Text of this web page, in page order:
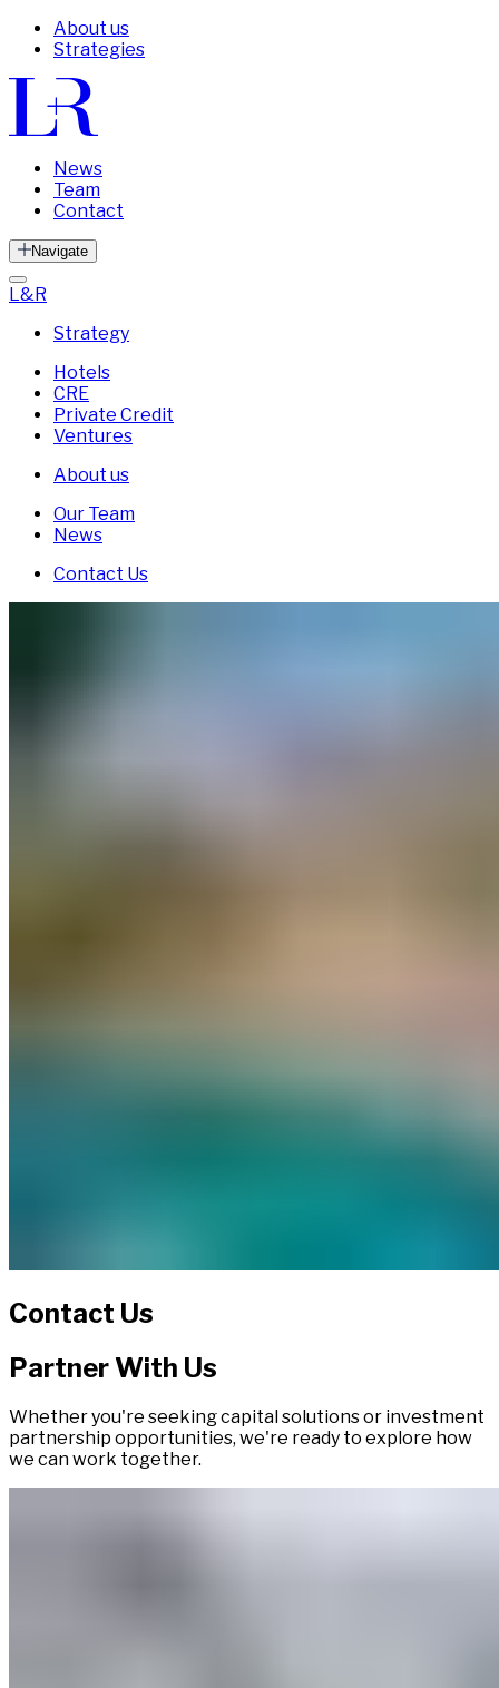
About us
Strategies
News
Team
Contact
Navigate
L&R
Strategy
Hotels
CRE
Private Credit
Ventures
About us
Our Team
News
Contact Us
Contact Us​​​​‌ ‍ ​‍​‍‌‍ ‌ ​‍‌‍‍‌‌‍‌ ‌‍‍‌‌‍ ‍​‍​‍​ ‍‍​‍​‍‌ ​ ‌‍​‌‌‍ ‍‌‍‍‌‌ ‌​‌ ‍‌​‍ ‍‌‍‍‌‌‍ ​‍​‍​‍ ​​‍​‍‌‍‍​‌ ​‍‌‍‌‌‌‍‌‍​‍​‍​ ‍‍​‍​‍‌‍‍​‌ ‌​‌ ‌​‌ ​​‌ ​ ​ ‍‍​‍ ​‍ ‌‍ ​​‍ ‌‌‍​‌‌‍ ‍‌‍‌​​‍ ‌‌ ​‍​‍ ‌‌‍‍​‌‍ ‌ ‌​‌‍‌‌‌‍ ​‌ ​ ​‍ ‌‌ ​ ‌ ‌​‌ ‌‌‌‍‌​‌‍‍‌‌‍ ​‍ ‍‌ ‌‍‌‍‌‌‌ ​‍‌‍​ ‌‍‌‌‌‍ ​​‍ ‍‌‍​‌‌ ​​‌ ​​​‍ ‌‍‍‌‌‍ ‍‌ ‌​‌‍‌‌‌‍ ‍‌ ‌​​‍ ‌‍‌‌‌‍‌​‌‍‍‌‌ ‌​​‍ ‌‍ ‌‌‍ ‌‍‌​‌‍‌‌​ ‌‌ ​​‌ ​‍‌‍‌‌‌ ​ ‌‍‌‌‌‍ ‍‌ ‌​‌‍​‌‌ ‌​‌‍‍‌‌‍ ‌‍ ‍​ ‍ ‌‍‍‌‌‍‌​​ ‌​ ‌​​ ‌‌​ ‍‌​ ​ ​ ‌​‌‍‌‍‌‍‌‌‌‍​‍​‍ ‌‌‍​ ​ ​‌​ ‌‍​ ‌‍​‍ ‌​ ‌​‌‍​‌‌‍​‌​ ​‍​‍ ‌​ ‍‌‌‍​‍​ ​‌​ ‌‌​‍ ‌‌‍‌‍​ ‌‍‌‍​‌‌‍​ ​ ​​​ ​‌​ ‍‌​ ​‍‌‍​ ​ ​ ‌‍​ ​ ‍‌​ ‍ ‌ ‌​‌ ‍‌‌ ​​‌‍‌‌​ ‌‌‍​ ‌‍ ‌ ​‍‌ ​​‌‍ ‌ ​‍‌‍​‌‌ ‌​‌‍‌‌‌‌​​‌‍​‌‌‍‌ ‌‍‌‌​ ‍ ‌ ​​‌‍​‌‌ ‌​‌‍‍​​ ‌‌ ​​‌‍​‌‌‍‌ ‌‍‌‌‌​​‍‌ ‌‌‌‍‍‌‌‍ ​‌‍‌​‌‍‌‌‌ ​‍​‍‌‌​ ‌‌‌​​‍‌‌ ‌‍‍ ‌‍‌‌‌ ‍‌​‍‌‌​ ​ ‌​‌​​‍‌‌​ ​ ‌​‌​​‍‌‌​ ​‍​ ​‍‌‍‌‌‌‍‌‍​ ‌‍​ ​ ‌‍​ ​ ​‍‌‍‌‌​ ​ ​ ‍​‌‍‌​​ ​‌​ ‌‌​‍‌‌​ ​‍​ ​‍​‍‌‌​ ‌‌‌​‌​​‍ ‍‌ ‌​‌‍‍‌‌ ‌​‌‍ ​‌‍‌‌​ ‌‍​‍‌‍​‌‌ ​ ‌‍‌‌‌‌‌‌‌ ​‍‌‍ ​​ ‌‌‍‍​‌ ‌​‌ ‌​‌ ​​‌ ​ ​‍‌‌​ ​ ‌​​‌​‍‌‌​ ​‍‌​‌‍​‍‌‌​ ​‍‌​‌‍‌‍ ​​‍ ‌‌‍​‌‌‍ ‍‌‍‌​​‍ ‌‌ ​‍​‍ ‌‌‍‍​‌‍ ‌ ‌​‌‍‌‌‌‍ ​‌ ​ ​‍ ‌‌ ​ ‌ ‌​‌ ‌‌‌‍‌​‌‍‍‌‌‍ ​‍ ‍‌ ‌‍‌‍‌‌‌ ​‍‌‍​ ‌‍‌‌‌‍ ​​‍ ‍‌‍​‌‌ ​​‌ ​​​‍‌‍‌‍‍‌‌‍‌​​ ‌​ ‌​​ ‌‌​ ‍‌​ ​ ​ ‌​‌‍‌‍‌‍‌‌‌‍​‍​‍ ‌‌‍​ ​ ​‌​ ‌‍​ ‌‍​‍ ‌​ ‌​‌‍​‌‌‍​‌​ ​‍​‍ ‌​ ‍‌‌‍​‍​ ​‌​ ‌‌​‍ ‌‌‍‌‍​ ‌‍‌‍​‌‌‍​ ​ ​​​ ​‌​ ‍‌​ ​‍‌‍​ ​ ​ ‌‍​ ​ ‍‌​‍‌‍‌ ‌​‌ ‍‌‌ ​​‌‍‌‌​ ‌‌‍​ ‌‍ ‌ ​‍‌ ​​‌‍ ‌ ​‍‌‍​‌‌ ‌​‌‍‌‌‌‌​​‌‍​‌‌‍‌ ‌‍‌‌​‍‌‍‌ ​​‌‍​‌‌ ‌​‌‍‍​​ ‌‌ ​​‌‍​‌‌‍‌ ‌‍‌‌‌​​‍‌ ‌‌‌‍‍‌‌‍ ​‌‍‌​‌‍‌‌‌ ​‍​‍‌‌​ ‌‌‌​​‍‌‌ ‌‍‍ ‌‍‌‌‌ ‍‌​‍‌‌​ ​ ‌​‌​​‍‌‌​ ​ ‌​‌​​‍‌‌​ ​‍​ ​‍‌‍‌‌‌‍‌‍​ ‌‍​ ​ ‌‍​ ​ ​‍‌‍‌‌​ ​ ​ ‍​‌‍‌​​ ​‌​ ‌‌​‍‌‌​ ​‍​ ​‍​‍‌‌​ ‌‌‌​‌​​‍ ‍‌ ‌​‌‍‍‌‌ ‌​‌‍ ​‌‍‌‌​‍‌‍‌ ​​‌‍‌‌‌ ​‍‌ ​ ‌ ​​‌‍‌‌‌‍​ ‌ ‌​‌‍‍‌‌ ‌‍‌‍‌‌​ ‌‌ ​​‌ ‌‌‌‍​‍‌‍ ​‌‍‍‌‌ ​ ‌‍‍​‌‍‌‌‌‍‌​​‍​‍‌ ‌
Partner With Us​​​​‌ ‍ ​‍​‍‌‍ ‌ ​‍‌‍‍‌‌‍‌ ‌‍‍‌‌‍ ‍​‍​‍​ ‍‍​‍​‍‌ ​ ‌‍​‌‌‍ ‍‌‍‍‌‌ ‌​‌ ‍‌​‍ ‍‌‍‍‌‌‍ ​‍​‍​‍ ​​‍​‍‌‍‍​‌ ​‍‌‍‌‌‌‍‌‍​‍​‍​ ‍‍​‍​‍‌‍‍​‌ ‌​‌ ‌​‌ ​​‌ ​ ​ ‍‍​‍ ​‍ ‌‍ ​​‍ ‌‌‍​‌‌‍ ‍‌‍‌​​‍ ‌‌ ​‍​‍ ‌‌‍‍​‌‍ ‌ ‌​‌‍‌‌‌‍ ​‌ ​ ​‍ ‌‌ ​ ‌ ‌​‌ ‌‌‌‍‌​‌‍‍‌‌‍ ​‍ ‍‌ ‌‍‌‍‌‌‌ ​‍‌‍​ ‌‍‌‌‌‍ ​​‍ ‍‌‍​‌‌ ​​‌ ​​​‍ ‌‍‍‌‌‍ ‍‌ ‌​‌‍‌‌‌‍ ‍‌ ‌​​‍ ‌‍‌‌‌‍‌​‌‍‍‌‌ ‌​​‍ ‌‍ ‌‌‍ ‌‍‌​‌‍‌‌​ ‌‌ ​​‌ ​‍‌‍‌‌‌ ​ ‌‍‌‌‌‍ ‍‌ ‌​‌‍​‌‌ ‌​‌‍‍‌‌‍ ‌‍ ‍​ ‍ ‌‍‍‌‌‍‌​​ ‌​ ‌​​ ‌‌​ ‍‌​ ​ ​ ‌​‌‍‌‍‌‍‌‌‌‍​‍​‍ ‌‌‍​ ​ ​‌​ ‌‍​ ‌‍​‍ ‌​ ‌​‌‍​‌‌‍​‌​ ​‍​‍ ‌​ ‍‌‌‍​‍​ ​‌​ ‌‌​‍ ‌‌‍‌‍​ ‌‍‌‍​‌‌‍​ ​ ​​​ ​‌​ ‍‌​ ​‍‌‍​ ​ ​ ‌‍​ ​ ‍‌​ ‍ ‌ ‌​‌ ‍‌‌ ​​‌‍‌‌​ ‌‌‍​ ‌‍ ‌ ​‍‌ ​​‌‍ ‌ ​‍‌‍​‌‌ ‌​‌‍‌‌‌‌​​‌‍​‌‌‍‌ ‌‍‌‌​ ‍ ‌ ​​‌‍​‌‌ ‌​‌‍‍​​ ‌‌ ​​‌‍​‌‌‍‌ ‌‍‌‌‌​​‍‌ ‌‌‌‍‍‌‌‍ ​‌‍‌​‌‍‌‌‌ ​‍​‍‌‌​ ‌‌‌​​‍‌‌ ‌‍‍ ‌‍‌‌‌ ‍‌​‍‌‌​ ​ ‌​‌​​‍‌‌​ ​ ‌​‌​​‍‌‌​ ​‍​ ​‍‌‍‌‍​ ​‍‌‍‌​​ ​ ‌‍‌​​ ​‍‌‍‌‌‌‍‌‌​ ‍​​ ​‌​ ​​​ ‍‌​‍‌‌​ ​‍​ ​‍​‍‌‌​ ‌‌‌​‌​​‍ ‍‌ ‌​‌‍‍‌‌ ‌​‌‍ ​‌‍‌‌​ ‌‍​‍‌‍​‌‌ ​ ‌‍‌‌‌‌‌‌‌ ​‍‌‍ ​​ ‌‌‍‍​‌ ‌​‌ ‌​‌ ​​‌ ​ ​‍‌‌​ ​ ‌​​‌​‍‌‌​ ​‍‌​‌‍​‍‌‌​ ​‍‌​‌‍‌‍ ​​‍ ‌‌‍​‌‌‍ ‍‌‍‌​​‍ ‌‌ ​‍​‍ ‌‌‍‍​‌‍ ‌ ‌​‌‍‌‌‌‍ ​‌ ​ ​‍ ‌‌ ​ ‌ ‌​‌ ‌‌‌‍‌​‌‍‍‌‌‍ ​‍ ‍‌ ‌‍‌‍‌‌‌ ​‍‌‍​ ‌‍‌‌‌‍ ​​‍ ‍‌‍​‌‌ ​​‌ ​​​‍‌‍‌‍‍‌‌‍‌​​ ‌​ ‌​​ ‌‌​ ‍‌​ ​ ​ ‌​‌‍‌‍‌‍‌‌‌‍​‍​‍ ‌‌‍​ ​ ​‌​ ‌‍​ ‌‍​‍ ‌​ ‌​‌‍​‌‌‍​‌​ ​‍​‍ ‌​ ‍‌‌‍​‍​ ​‌​ ‌‌​‍ ‌‌‍‌‍​ ‌‍‌‍​‌‌‍​ ​ ​​​ ​‌​ ‍‌​ ​‍‌‍​ ​ ​ ‌‍​ ​ ‍‌​‍‌‍‌ ‌​‌ ‍‌‌ ​​‌‍‌‌​ ‌‌‍​ ‌‍ ‌ ​‍‌ ​​‌‍ ‌ ​‍‌‍​‌‌ ‌​‌‍‌‌‌‌​​‌‍​‌‌‍‌ ‌‍‌‌​‍‌‍‌ ​​‌‍​‌‌ ‌​‌‍‍​​ ‌‌ ​​‌‍​‌‌‍‌ ‌‍‌‌‌​​‍‌ ‌‌‌‍‍‌‌‍ ​‌‍‌​‌‍‌‌‌ ​‍​‍‌‌​ ‌‌‌​​‍‌‌ ‌‍‍ ‌‍‌‌‌ ‍‌​‍‌‌​ ​ ‌​‌​​‍‌‌​ ​ ‌​‌​​‍‌‌​ ​‍​ ​‍‌‍‌‍​ ​‍‌‍‌​​ ​ ‌‍‌​​ ​‍‌‍‌‌‌‍‌‌​ ‍​​ ​‌​ ​​​ ‍‌​‍‌‌​ ​‍​ ​‍​‍‌‌​ ‌‌‌​‌​​‍ ‍‌ ‌​‌‍‍‌‌ ‌​‌‍ ​‌‍‌‌​‍‌‍‌ ​​‌‍‌‌‌ ​‍‌ ​ ‌ ​​‌‍‌‌‌‍​ ‌ ‌​‌‍‍‌‌ ‌‍‌‍‌‌​ ‌‌ ​​‌ ‌‌‌‍​‍‌‍ ​‌‍‍‌‌ ​ ‌‍‍​‌‍‌‌‌‍‌​​‍​‍‌ ‌
Whether you're seeking capital solutions or investment
partnership opportunities, we're ready to explore how
we can work together.​​​​‌ ‍ ​‍​‍‌‍ ‌ ​‍‌‍‍‌‌‍‌ ‌‍‍‌‌‍ ‍​‍​‍​ ‍‍​‍​‍‌ ​ ‌‍​‌‌‍ ‍‌‍‍‌‌ ‌​‌ ‍‌​‍ ‍‌‍‍‌‌‍ ​‍​‍​‍ ​​‍​‍‌‍‍​‌ ​‍‌‍‌‌‌‍‌‍​‍​‍​ ‍‍​‍​‍‌‍‍​‌ ‌​‌ ‌​‌ ​​‌ ​ ​ ‍‍​‍ ​‍ ‌‍ ​​‍ ‌‌‍​‌‌‍ ‍‌‍‌​​‍ ‌‌ ​‍​‍ ‌‌‍‍​‌‍ ‌ ‌​‌‍‌‌‌‍ ​‌ ​ ​‍ ‌‌ ​ ‌ ‌​‌ ‌‌‌‍‌​‌‍‍‌‌‍ ​‍ ‍‌ ‌‍‌‍‌‌‌ ​‍‌‍​ ‌‍‌‌‌‍ ​​‍ ‍‌‍​‌‌ ​​‌ ​​​‍ ‌‍‍‌‌‍ ‍‌ ‌​‌‍‌‌‌‍ ‍‌ ‌​​‍ ‌‍‌‌‌‍‌​‌‍‍‌‌ ‌​​‍ ‌‍ ‌‌‍ ‌‍‌​‌‍‌‌​ ‌‌ ​​‌ ​‍‌‍‌‌‌ ​ ‌‍‌‌‌‍ ‍‌ ‌​‌‍​‌‌ ‌​‌‍‍‌‌‍ ‌‍ ‍​ ‍ ‌‍‍‌‌‍‌​​ ‌​ ‌​​ ‌‌​ ‍‌​ ​ ​ ‌​‌‍‌‍‌‍‌‌‌‍​‍​‍ ‌‌‍​ ​ ​‌​ ‌‍​ ‌‍​‍ ‌​ ‌​‌‍​‌‌‍​‌​ ​‍​‍ ‌​ ‍‌‌‍​‍​ ​‌​ ‌‌​‍ ‌‌‍‌‍​ ‌‍‌‍​‌‌‍​ ​ ​​​ ​‌​ ‍‌​ ​‍‌‍​ ​ ​ ‌‍​ ​ ‍‌​ ‍ ‌ ‌​‌ ‍‌‌ ​​‌‍‌‌​ ‌‌‍​ ‌‍ ‌ ​‍‌ ​​‌‍ ‌ ​‍‌‍​‌‌ ‌​‌‍‌‌‌‌​​‌‍​‌‌‍‌ ‌‍‌‌​ ‍ ‌ ​​‌‍​‌‌ ‌​‌‍‍​​ ‌‌ ​​‌‍​‌‌‍‌ ‌‍‌‌‌​​‍‌ ‌‌‌‍‍‌‌‍ ​‌‍‌​‌‍‌‌‌ ​‍​‍‌‌​ ‌‌‌​​‍‌‌ ‌‍‍ ‌‍‌‌‌ ‍‌​‍‌‌​ ​ ‌​‌​​‍‌‌​ ​ ‌​‌​​‍‌‌​ ​‍​ ​‍‌‍‌‍​ ​‍‌‍‌​​ ​ ‌‍‌​​ ​‍‌‍‌‌‌‍‌‌​ ‍​​ ​‌​ ​​​ ‍‌​‍‌‌​ ​‍​ ​‍​‍‌‌​ ‌‌‌​‌​​‍ ‍‌‍​ ‌‍ ‌ ​​‌ ‍‌​‍‌‌​ ‌‌‌​​‍‌‌ ‌‍‍ ‌‍‌‌‌ ‍‌​‍‌‌​ ​ ‌​‌​​‍‌‌​ ​ ‌​‌​​‍‌‌​ ​‍​ ​‍​ ​‌‌‍​‍​ ​‌​ ‍​​ ​​​ ‌‍​ ​‍‌‍‌‌‌‍‌​‌‍​‌​ ‌​​ ‌‌​‍‌‌​ ​‍​ ​‍​‍‌‌​ ‌‌‌​‌​​‍ ‍‌‍​ ‌‍‍​‌‍‍‌‌‍ ​‌‍‌​‌ ​‍‌‍‌‌‌‍ ‍​‍‌‌​ ‌‌‌​​‍‌‌ ‌‍‍ ‌‍‌‌‌ ‍‌​‍‌‌​ ​ ‌​‌​​‍‌‌​ ​ ‌​‌​​‍‌‌​ ​‍​ ​‍​ ​ ​ ‌ ​ ‌ ‌‍‌​​ ‌ ​ ​‌​ ‌ ​ ​‌‌‍‌​‌‍​‍‌‍​‍​ ​‍​‍‌‌​ ​‍​ ​‍​‍‌‌​ ‌‌‌​‌​​‍ ‍‌ ‌​‌‍‌‌‌ ‍​‌ ‌​​ ‌‍​‍‌‍​‌‌ ​ ‌‍‌‌‌‌‌‌‌ ​‍‌‍ ​​ ‌‌‍‍​‌ ‌​‌ ‌​‌ ​​‌ ​ ​‍‌‌​ ​ ‌​​‌​‍‌‌​ ​‍‌​‌‍​‍‌‌​ ​‍‌​‌‍‌‍ ​​‍ ‌‌‍​‌‌‍ ‍‌‍‌​​‍ ‌‌ ​‍​‍ ‌‌‍‍​‌‍ ‌ ‌​‌‍‌‌‌‍ ​‌ ​ ​‍ ‌‌ ​ ‌ ‌​‌ ‌‌‌‍‌​‌‍‍‌‌‍ ​‍ ‍‌ ‌‍‌‍‌‌‌ ​‍‌‍​ ‌‍‌‌‌‍ ​​‍ ‍‌‍​‌‌ ​​‌ ​​​‍‌‍‌‍‍‌‌‍‌​​ ‌​ ‌​​ ‌‌​ ‍‌​ ​ ​ ‌​‌‍‌‍‌‍‌‌‌‍​‍​‍ ‌‌‍​ ​ ​‌​ ‌‍​ ‌‍​‍ ‌​ ‌​‌‍​‌‌‍​‌​ ​‍​‍ ‌​ ‍‌‌‍​‍​ ​‌​ ‌‌​‍ ‌‌‍‌‍​ ‌‍‌‍​‌‌‍​ ​ ​​​ ​‌​ ‍‌​ ​‍‌‍​ ​ ​ ‌‍​ ​ ‍‌​‍‌‍‌ ‌​‌ ‍‌‌ ​​‌‍‌‌​ ‌‌‍​ ‌‍ ‌ ​‍‌ ​​‌‍ ‌ ​‍‌‍​‌‌ ‌​‌‍‌‌‌‌​​‌‍​‌‌‍‌ ‌‍‌‌​‍‌‍‌ ​​‌‍​‌‌ ‌​‌‍‍​​ ‌‌ ​​‌‍​‌‌‍‌ ‌‍‌‌‌​​‍‌ ‌‌‌‍‍‌‌‍ ​‌‍‌​‌‍‌‌‌ ​‍​‍‌‌​ ‌‌‌​​‍‌‌ ‌‍‍ ‌‍‌‌‌ ‍‌​‍‌‌​ ​ ‌​‌​​‍‌‌​ ​ ‌​‌​​‍‌‌​ ​‍​ ​‍‌‍‌‍​ ​‍‌‍‌​​ ​ ‌‍‌​​ ​‍‌‍‌‌‌‍‌‌​ ‍​​ ​‌​ ​​​ ‍‌​‍‌‌​ ​‍​ ​‍​‍‌‌​ ‌‌‌​‌​​‍ ‍‌‍​ ‌‍ ‌ ​​‌ ‍‌​‍‌‌​ ‌‌‌​​‍‌‌ ‌‍‍ ‌‍‌‌‌ ‍‌​‍‌‌​ ​ ‌​‌​​‍‌‌​ ​ ‌​‌​​‍‌‌​ ​‍​ ​‍​ ​‌‌‍​‍​ ​‌​ ‍​​ ​​​ ‌‍​ ​‍‌‍‌‌‌‍‌​‌‍​‌​ ‌​​ ‌‌​‍‌‌​ ​‍​ ​‍​‍‌‌​ ‌‌‌​‌​​‍ ‍‌‍​ ‌‍‍​‌‍‍‌‌‍ ​‌‍‌​‌ ​‍‌‍‌‌‌‍ ‍​‍‌‌​ ‌‌‌​​‍‌‌ ‌‍‍ ‌‍‌‌‌ ‍‌​‍‌‌​ ​ ‌​‌​​‍‌‌​ ​ ‌​‌​​‍‌‌​ ​‍​ ​‍​ ​ ​ ‌ ​ ‌ ‌‍‌​​ ‌ ​ ​‌​ ‌ ​ ​‌‌‍‌​‌‍​‍‌‍​‍​ ​‍​‍‌‌​ ​‍​ ​‍​‍‌‌​ ‌‌‌​‌​​‍ ‍‌ ‌​‌‍‌‌‌ ‍​‌ ‌​​‍‌‍‌ ​​‌‍‌‌‌ ​‍‌ ​ ‌ ​​‌‍‌‌‌‍​ ‌ ‌​‌‍‍‌‌ ‌‍‌‍‌‌​ ‌‌ ​​‌ ‌‌‌‍​‍‌‍ ​‌‍‍‌‌ ​ ‌‍‍​‌‍‌‌‌‍‌​​‍​‍‌ ‌